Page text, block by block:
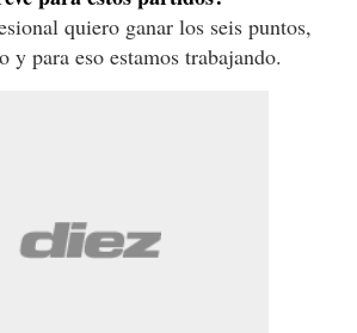
quiero ganar los seis puntos,
y para eso estamos trabajando.